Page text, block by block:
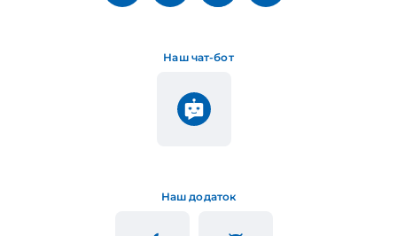
Наш додаток
Наш чат-бот